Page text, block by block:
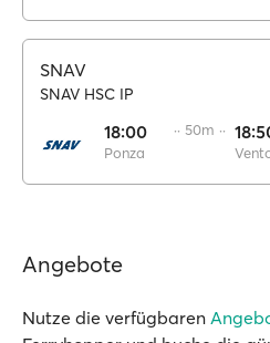
SNAV
SNAV HSC IP
18:00
Ponza
·· 50m ··
Angebote
Nutze die verfügbaren